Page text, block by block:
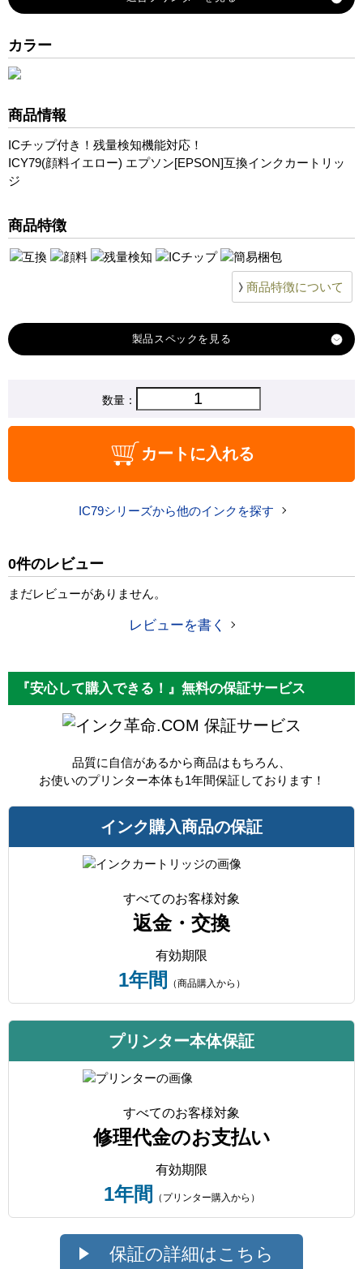
カラー
商品情報
ICチップ付き！残量検知機能対応！
ICY79(顔料イエロー) エプソン[EPSON]互換インクカートリッ
ジ
商品特徴
商品特徴について
製品スペック
エプソン
ICY79
1,340 円
カラー イエロー
製品タイプ 互換インク
数量：
カートに入れる
IC79シリーズから他のインクを探す
0件のレビュー
まだレビューがありません。
レビューを書く
『安心して購入できる！』無料の保証サービス
保証サービス
品質に自信があるから商品はもちろん、
お使いのプリンター本体も1年間保証しております！
インク購入商品の保証
すべてのお客様対象
返金・交換
有効期限
1年間 （商品購入から）
プリンター本体保証
すべてのお客様対象
修理代金のお支払い
有効期限
1年間 （プリンター購入から）
保証の詳細はこちら